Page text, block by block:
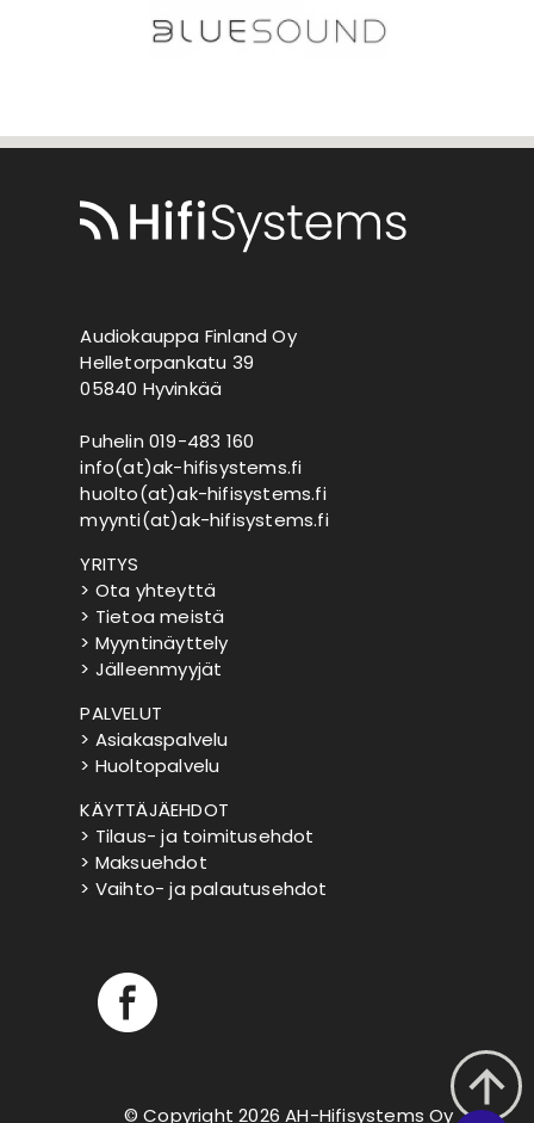
Audiokauppa Finland Oy
Helletorpankatu 39
05840 Hyvinkää
Puhelin 019-483 160
info(at)ak-hifisystems.fi
huolto(at)ak-hifisystems.fi
myynti(at)ak-hifisystems.fi
YRITYS
> Ota yhteyttä
> Tietoa meistä
> Myyntinäyttely
> Jälleenmyyjät
PALVELUT
> Asiakaspalvelu
> Huoltopalvelu
KÄYTTÄJÄEHDOT
> Tilaus- ja toimitusehdot
> Maksuehdot
> Vaihto- ja palautusehdot
© Copyright 2026 AH-Hifisystems Oy